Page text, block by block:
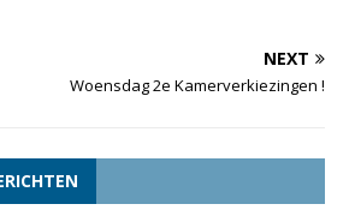
NEXT
Woensdag 2e Kamerverkiezingen !